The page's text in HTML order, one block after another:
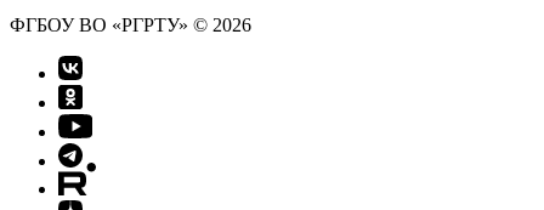
ФГБОУ ВО «РГРТУ» © 2026